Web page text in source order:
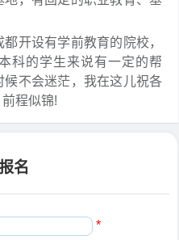
设有学前教育的院校，
科的学生来说有一定的帮
不会迷茫，我在这儿祝各
程似锦!
名
*